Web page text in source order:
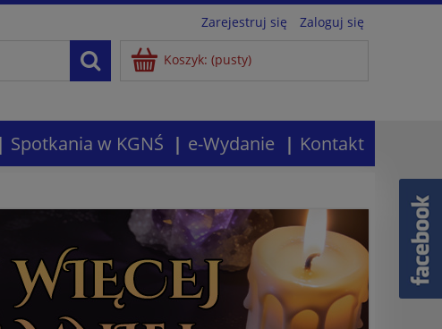
Zarejestruj się Zaloguj się
Koszyk: (pusty)
Spotkania w KGNŚ e-Wydanie Kontakt